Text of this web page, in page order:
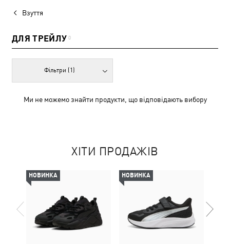
Взуття
ДЛЯ ТРЕЙЛУ 0
Фільтри (1)
Ми не можемо знайти продукти, що відповідають вибору
ХІТИ ПРОДАЖІВ
НОВИНКА НОВИНКА